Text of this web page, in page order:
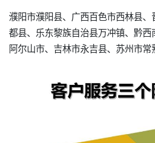
濮阳市濮阳县、广西百色市西林县
都县、乐东黎族自治县万冲镇、黔
阿尔山市、吉林市永吉县、苏州市